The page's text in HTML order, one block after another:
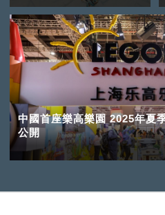
中國首座樂高樂園 2025年夏
公開